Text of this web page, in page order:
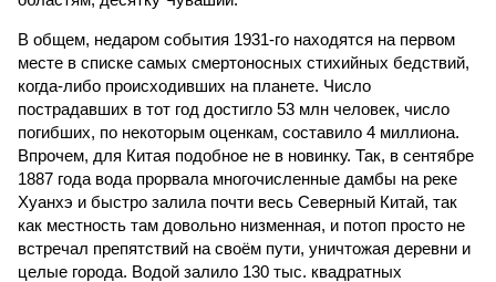
В общем, недаром события 1931-го находятся на первом
месте в списке самых смертоносных стихийных бедствий,
когда-либо происходивших на планете. Число
пострадавших в тот год достигло 53 млн человек, число
погибших, по некоторым оценкам, составило 4 миллиона.
Впрочем, для Китая подобное не в новинку. Так, в сентябре
1887 года вода прорвала многочисленные дамбы на реке
Хуанхэ и быстро залила почти весь Северный Китай, так
как местность там довольно низменная, и потоп просто не
встречал препятствий на своём пути, уничтожая деревни и
целые города. Водой залило 130 тыс. квадратных